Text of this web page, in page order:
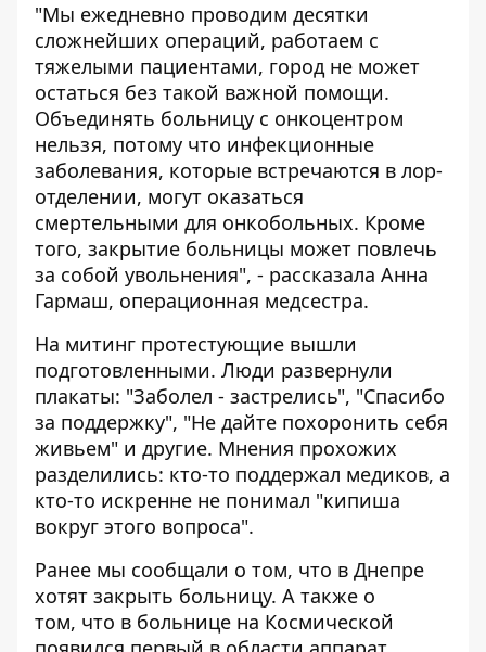
"Мы ежедневно проводим десятки
сложнейших операций, работаем с
тяжелыми пациентами, город не может
остаться без такой важной помощи.
Объединять больницу с онкоцентром
нельзя, потому что инфекционные
заболевания, которые встречаются в лор-
отделении, могут оказаться
смертельными для онкобольных. Кроме
того, закрытие больницы может повлечь
за собой увольнения", - рассказала Анна
Гармаш, операционная медсестра.
На митинг протестующие вышли
подготовленными. Люди развернули
плакаты: "Заболел - застрелись", "Спасибо
за поддержку", "Не дайте похоронить себя
живьем" и другие. Мнения прохожих
разделились: кто-то поддержал медиков, а
кто-то искренне не понимал "кипиша
вокруг этого вопроса".
Ранее мы сообщали о том, что в Днепре
хотят закрыть больницу. А также о
том, что в больнице на Космической